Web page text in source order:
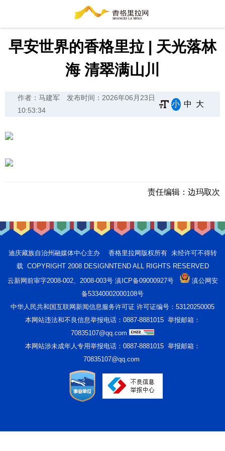
早安世界的香格里拉 | 天光落林
海 清翠满山川
作者：马建军
发布时间：2026年06月23日
10:53:34
小 中 大
责任编辑： 边玛取次
迪庆藏族自治州融媒体中心主办 香格里拉网版权所有 未经许可不得转
载 COPYRIGHT 2008 DESIGNNTEND ALL RIGHTS RESERVED
云新网前审字2008-002、2008-003号 滇ICP备09000927号
滇公网安
备53340002000108号
中华人民共和国互联网新闻信息服务许可证 许可证编号：53120250005
本网站违法和不良信息举报电话：0887-8881015 举报邮箱：
70835107@qq.com
本网站涉未成年人专用举报电话：0887-8881015 举报邮箱：
70835107@qq.com